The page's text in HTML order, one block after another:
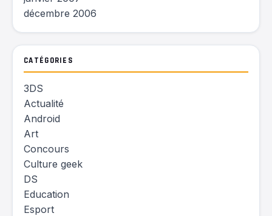
décembre 2006
CATÉGORIES
3DS
Actualité
Android
Art
Concours
Culture geek
DS
Education
Esport